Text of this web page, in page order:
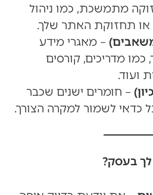
מתמשכת, כמו ניהול
או תחזוקת האתר שלך.
– מאגרי מידע
מדריכים, קורסים
ועוד.
– חומרים ישנים שכבר
כדאי לשמור למקרה הצורך.